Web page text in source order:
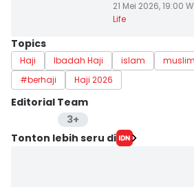
21 Mei 2026, 19:00
Life
Topics
Haji Ibadah Haji islam muslim
#berhaji
Haji 2026
Editorial Team
3+
Editor
Tonton lebih seru di